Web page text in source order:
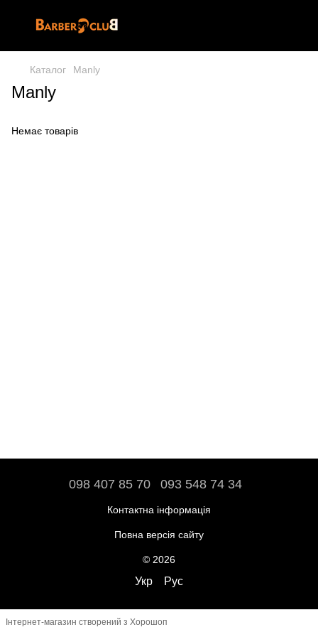
Каталог Manly
Manly
Немає товарів
098 407 85 70 093 548 74 34
Контактна інформація
Повна версія сайту
© 2026
Укр Рус
Інтернет-магазин створений з Хорошоп